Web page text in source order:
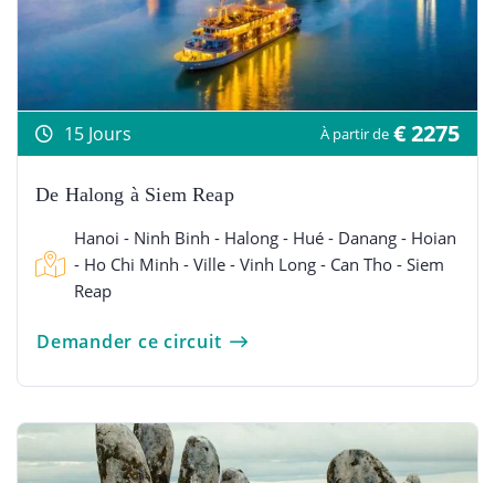
15 Jours À partir de € 2275
De Halong à Siem Reap
Hanoi - Ninh Binh - Halong - Hué - Danang - Hoian
- Ho Chi Minh - Ville - Vinh Long - Can Tho - Siem
Reap
Demander ce circuit